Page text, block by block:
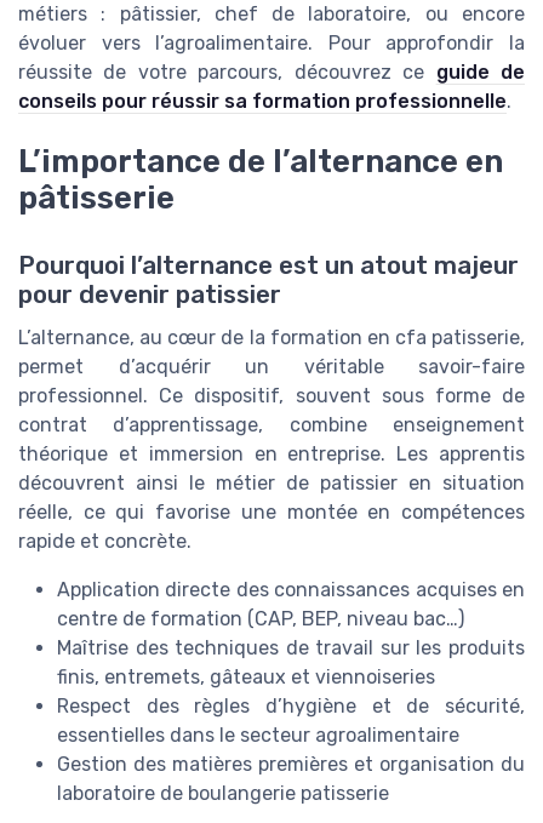
métiers : pâtissier, chef de laboratoire, ou encore
évoluer vers l’agroalimentaire. Pour approfondir la
réussite de votre parcours, découvrez ce guide de
conseils pour réussir sa formation professionnelle.
L’importance de l’alternance en
pâtisserie
Pourquoi l’alternance est un atout majeur
pour devenir patissier
L’alternance, au cœur de la formation en cfa patisserie,
permet d’acquérir un véritable savoir-faire
professionnel. Ce dispositif, souvent sous forme de
contrat d’apprentissage, combine enseignement
théorique et immersion en entreprise. Les apprentis
découvrent ainsi le métier de patissier en situation
réelle, ce qui favorise une montée en compétences
rapide et concrète.
Application directe des connaissances acquises en
centre de formation (CAP, BEP, niveau bac…)
Maîtrise des techniques de travail sur les produits
finis, entremets, gâteaux et viennoiseries
Respect des règles d’hygiène et de sécurité,
essentielles dans le secteur agroalimentaire
Gestion des matières premières et organisation du
laboratoire de boulangerie patisserie